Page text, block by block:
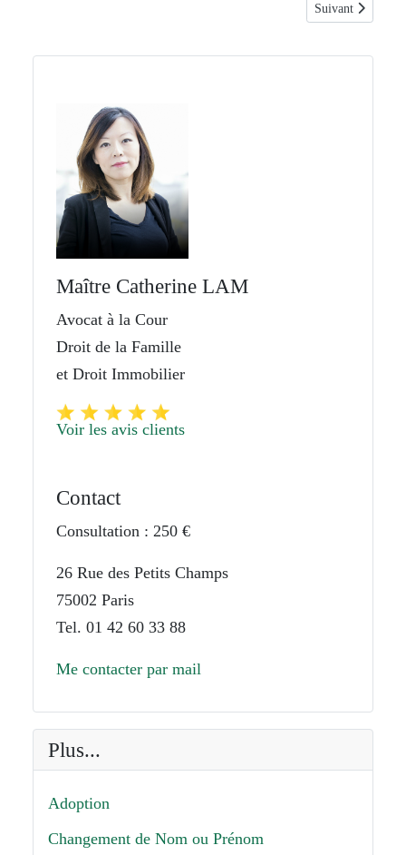
Article suivant :
Suivant
Maître Catherine LAM
Avocat à la Cour
Droit de la Famille
et Droit Immobilier
Voir les avis clients
Contact
Consultation : 250 €
26 Rue des Petits Champs
75002 Paris
Tel. 01 42 60 33 88
Me contacter par mail
Plus...
Adoption
Changement de Nom ou Prénom